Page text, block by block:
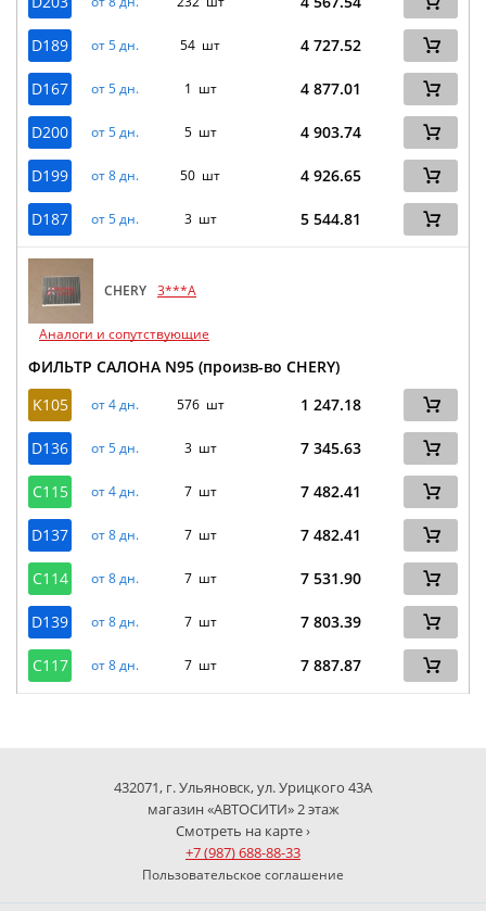
D189 от 5 дн. 54 шт 4 727.52
D167 от 5 дн. 1 шт 4 877.01
D200 от 5 дн. 5 шт 4 903.74
D199 от 8 дн. 50 шт 4 926.65
D187 от 5 дн. 3 шт 5 544.81
CHERY 3***A
Аналоги и сопутствующие
ФИЛЬТР САЛОНА N95 (произв-во CHERY)
K105
от 4 дн. 576 шт 1 247.18
D136 от 5 дн. 3 шт 7 345.63
C115 от 4 дн. 7 шт 7 482.41
D137 от 8 дн. 7 шт 7 482.41
C114 от 8 дн. 7 шт 7 531.90
D139 от 8 дн. 7 шт 7 803.39
C117 от 8 дн. 7 шт 7 887.87
432071, г. Ульяновск, ул. Урицкого 43А
магазин «АВТОСИТИ» 2 этаж
Смотреть на карте ›
+7 (987) 688-88-33
Пользовательское соглашение